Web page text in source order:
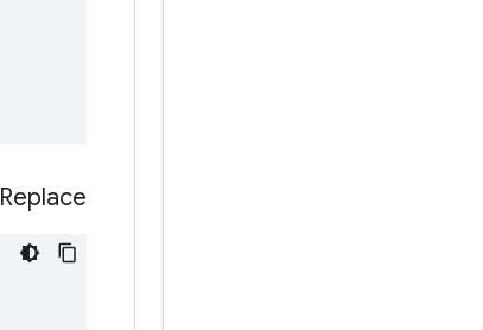
Replace